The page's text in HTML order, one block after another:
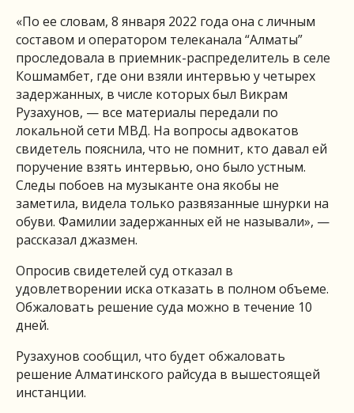
«По ее словам, 8 января 2022 года она с личным
составом и оператором телеканала “Алматы”
проследовала в приемник-распределитель в селе
Кошмамбет, где они взяли интервью у четырех
задержанных, в числе которых был Викрам
Рузахунов, — все материалы передали по
локальной сети МВД. На вопросы адвокатов
свидетель пояснила, что не помнит, кто давал ей
поручение взять интервью, оно было устным.
Следы побоев на музыканте она якобы не
заметила, видела только развязанные шнурки на
обуви. Фамилии задержанных ей не называли», —
рассказал джазмен.
Опросив свидетелей суд отказал в
удовлетворении иска отказать в полном объеме.
Обжаловать решение суда можно в течение 10
дней.
Рузахунов сообщил, что будет обжаловать
решение Алматинского райсуда в вышестоящей
инстанции.